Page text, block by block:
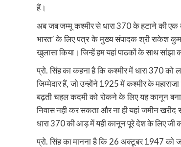
हैं।
अब जब जम्मू कश्मीर से धारा 370 के हटाने की एक
भारत’ के लिए पत्र के मुख्य संपादक श्री राकेश
खुलासा किया। जिन्हें हम यहां पाठकों के साथ सांझा
प्रो. सिंह का कहना है कि कश्मीर में धारा 370 को
जिम्मेदार हैं, जो उन्होंने 1925 में कश्मीर के
बढ़ती चहल कदमी को रोकने के लिए यह कानून
निवास नही कर सकता और ना ही यहां जमीन खरीद
धारा 370 की आड़ में यही कानून पूरे देश के लिए जी
प्रो. सिंह का मानना है कि 26 अक्टूबर 1947 को